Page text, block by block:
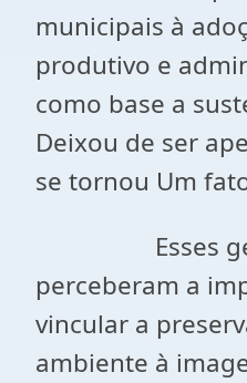
municipais à
produtivo e
como base a
Deixou de ser
se tornou Um
Esses
perceberam a
vincular a
ambiente à